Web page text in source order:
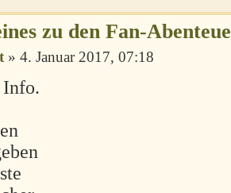
zu den Fan-
» 4. Januar 2017, 07:18